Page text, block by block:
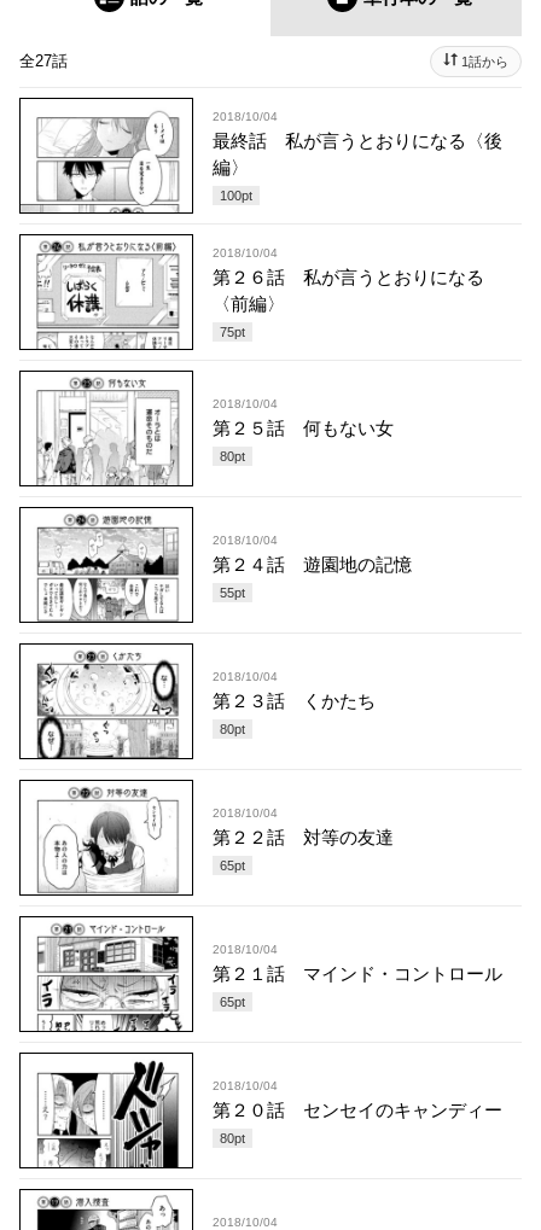
全27話 1話から
2018/10/04
最終話 私が言うとおりになる〈後
編〉
100pt
2018/10/04
第２６話 私が言うとおりになる
〈前編〉
75pt
2018/10/04
第２５話 何もない女
80pt
2018/10/04
第２４話 遊園地の記憶
55pt
2018/10/04
第２３話 くかたち
80pt
2018/10/04
第２２話 対等の友達
65pt
2018/10/04
第２１話 マインド・コントロール
65pt
2018/10/04
第２０話 センセイのキャンディー
80pt
2018/10/04